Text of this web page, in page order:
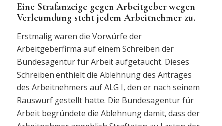
Eine Strafanzeige gegen Arbeitgeber wegen
Verleumdung steht jedem Arbeitnehmer zu.
Erstmalig waren die Vorwürfe der
Arbeitgeberfirma auf einem Schreiben der
Bundesagentur für Arbeit aufgetaucht. Dieses
Schreiben enthielt die Ablehnung des Antrages
des Arbeitnehmers auf ALG I, den er nach seinem
Rauswurf gestellt hatte. Die Bundesagentur für
Arbeit begründete die Ablehnung damit, dass der